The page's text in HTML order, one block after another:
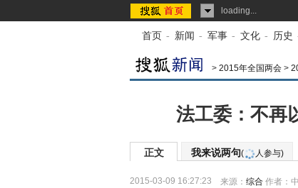
loading...
首页 - 新闻 - 军事 - 文化 - 历史
> 2015年全国两会 >
法工委：不再
正文 我来说两句( 人参与)
2015-03-09 16:27:23 来源： 综合 作者：